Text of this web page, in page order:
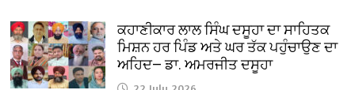
ਕਹਾਣੀਕਾਰ ਲਾਲ ਸਿੰਘ ਦਸੂਹਾ ਦਾ ਸਾਹਿਤਕ
ਮਿਸ਼ਨ ਹਰ ਪਿੰਡ ਅਤੇ ਘਰ ਤੱਕ ਪਹੁੰਚਾਉਣ ਦਾ
ਅਹਿਦ— ਡਾ. ਅਮਰਜੀਤ ਦਸੂਹਾ